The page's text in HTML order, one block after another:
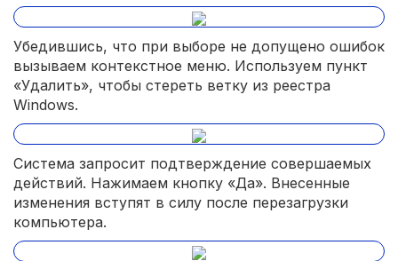
Убедившись, что при выборе не допущено ошибок
вызываем контекстное меню. Используем пункт
«Удалить», чтобы стереть ветку из реестра
Windows.
Система запросит подтверждение совершаемых
действий. Нажимаем кнопку «Да». Внесенные
изменения вступят в силу после перезагрузки
компьютера.